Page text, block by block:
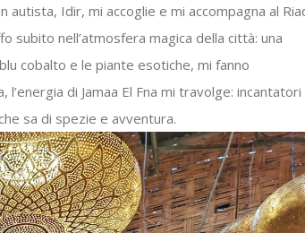
autista, Idir, mi accoglie e mi accompagna al
subito nell’atmosfera magica della città: una
cobalto e le piante esotiche, mi fanno
l’energia di Jamaa El Fna mi travolge: incantatori
sa di spezie e avventura.